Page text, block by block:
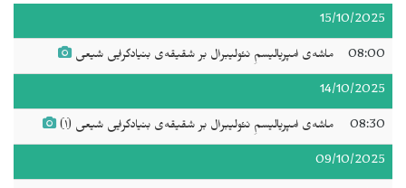
15/10/2025
08:00 ماشه‌ی امپریالیسمِ نئولیبرال بر شقیقه‌ی بنیادگرایی شیعی
14/10/2025
08:30 ماشه‌ی امپریالیسمِ نئولیبرال بر شقیقه‌ی بنیادگرایی شیعی (١)
09/10/2025